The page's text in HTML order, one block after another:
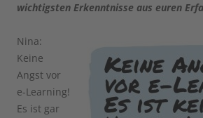
wichtigsten Erkenntnisse aus euren
Nina:
Keine
Angst vor
e-Learning!
Es ist gar